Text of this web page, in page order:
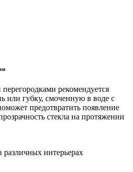
рекомендуется
или губку, смоченную в воде с
предотвратить появление
стекла на протяжении
интерьерах